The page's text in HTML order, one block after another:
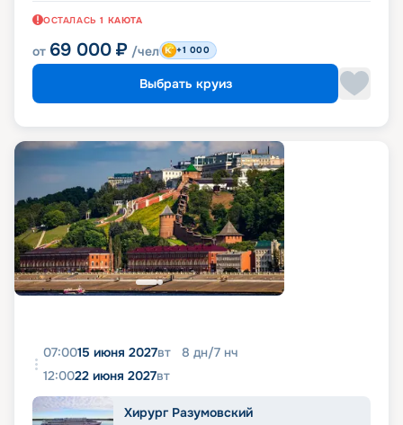
ОСТАЛАСЬ 1 КАЮТА
от 69 000 ₽ /чел +1 000
Выбрать круиз
07:0015 июня 2027вт 8 дн/7 нч
12:0022 июня 2027вт
Хирург Разумовский